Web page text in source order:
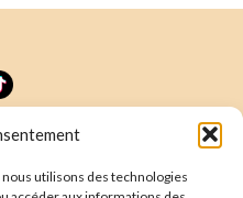
utilisons des technologies